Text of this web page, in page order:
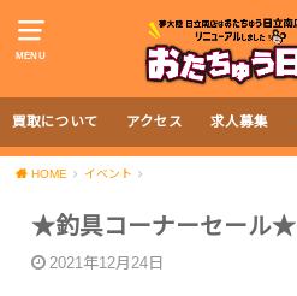
MENU
買取について アクセス 求人募集
HOME イベント
★釣具コーナーセール★
2021年12月24日